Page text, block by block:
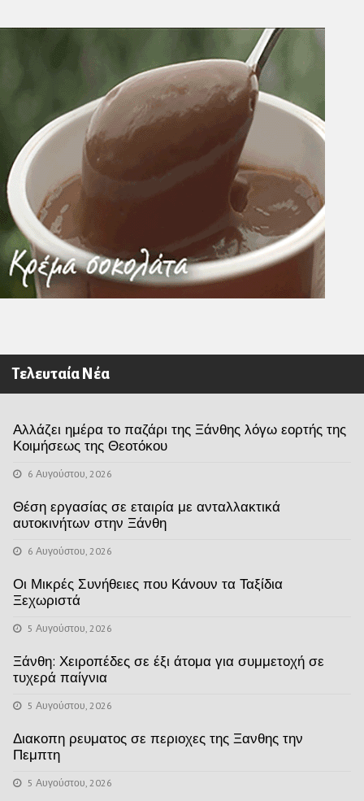
Τελευταία Νέα
Αλλάζει ημέρα το παζάρι της Ξάνθης λόγω εορτής της
Κοιμήσεως της Θεοτόκου
6 Αυγούστου, 2026
Θέση εργασίας σε εταιρία με ανταλλακτικά
αυτοκινήτων στην Ξάνθη
6 Αυγούστου, 2026
Οι Μικρές Συνήθειες που Κάνουν τα Ταξίδια
Ξεχωριστά
5 Αυγούστου, 2026
Ξάνθη: Χειροπέδες σε έξι άτομα για συμμετοχή σε
τυχερά παίγνια
5 Αυγούστου, 2026
Διακοπη ρευματος σε περιοχες της Ξανθης την
Πεμπτη
5 Αυγούστου, 2026